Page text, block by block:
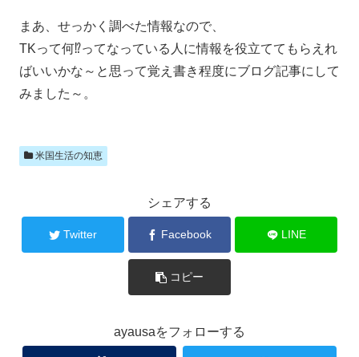
まあ、せっかく調べた情報なので、
TKって何⁉ってなっている人に情報を役立ててもらえれ
ばいいかな～と思って覚え書き程度にブログ記事にして
みました～。
米国生活の知恵
シェアする
Twitter Facebook LINE
コピー
ayausaをフォローする